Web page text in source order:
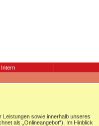
Intern
sowie innerhalb unseres
als „Onlineangebot“). Im Hinblick